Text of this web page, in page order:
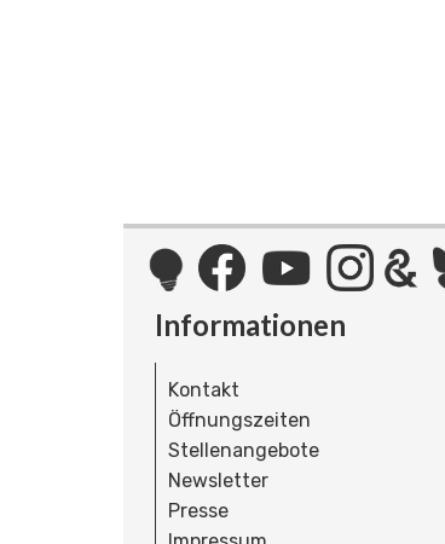
Informationen
Kontakt
Öffnungszeiten
Stellenangebote
Newsletter
Presse